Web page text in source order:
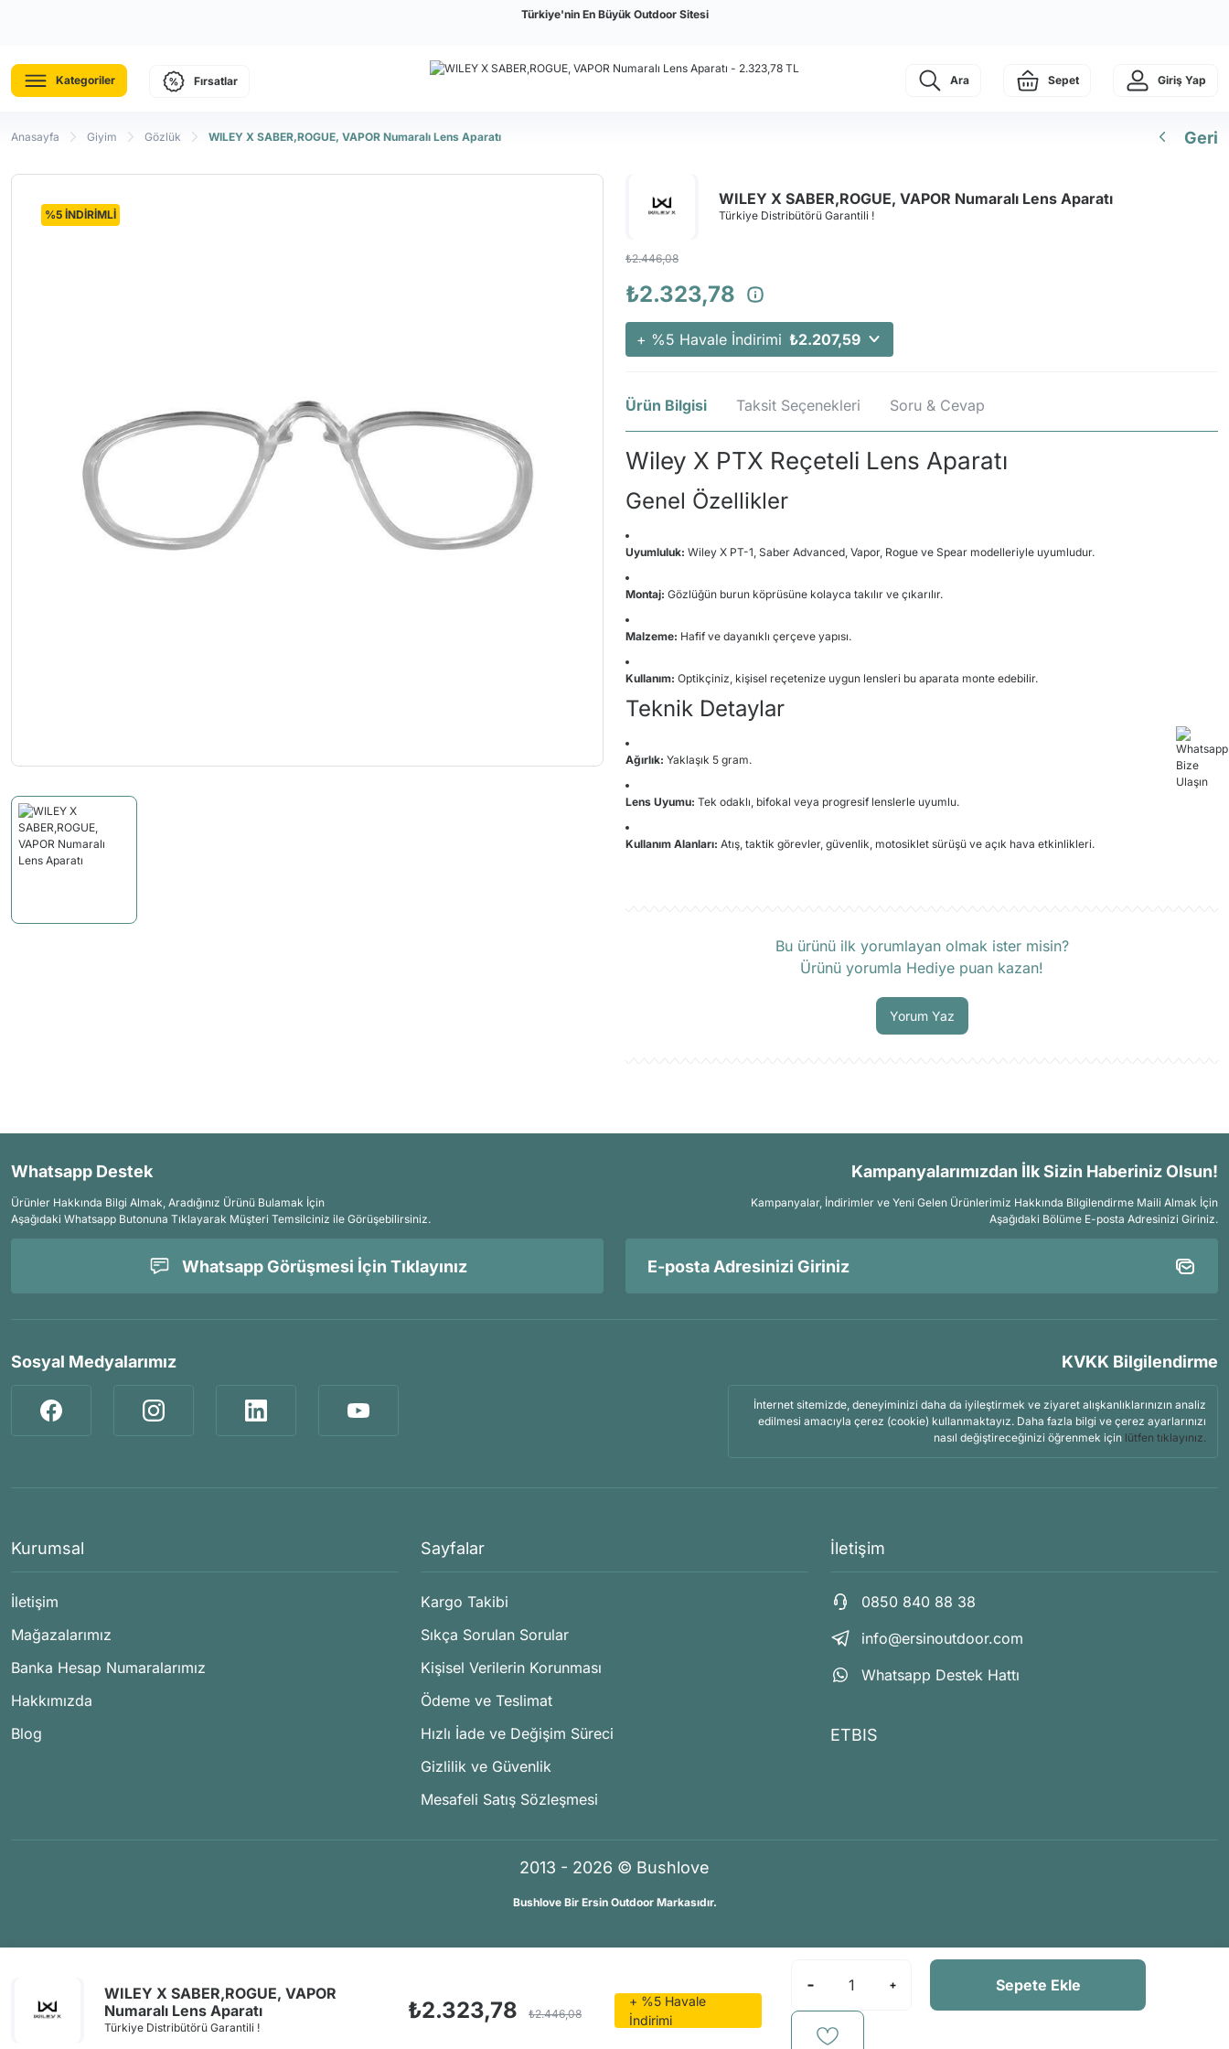
Türkiye'nin En Büyük Outdoor Sitesi
Kategoriler Fırsatlar Ara Sepet Giriş Yap
Anasayfa Giyim Gözlük WILEY X SABER,ROGUE, VAPOR Numaralı Lens Aparatı Geri
WILEY X SABER,ROGUE, VAPOR
Numaralı Lens Aparatı
Türkiye Distribütörü Garantili !
₺2.323,78 ₺2.446,08
+ %5 Havale
İndirimi
Sepete Ekle
%5 İNDİRİMLİ
WILEY X SABER,ROGUE, VAPOR Numaralı Lens Aparatı
Türkiye Distribütörü Garantili !
₺2.446,08
₺2.323,78
+ %5 Havale İndirimi ₺2.207,59
Ürün Bilgisi Taksit Seçenekleri Soru & Cevap
Wiley X PTX Reçeteli Lens Aparatı
Genel Özellikler
Uyumluluk: Wiley X PT-1, Saber Advanced, Vapor, Rogue ve Spear modelleriyle uyumludur.
Montaj: Gözlüğün burun köprüsüne kolayca takılır ve çıkarılır.
Malzeme: Hafif ve dayanıklı çerçeve yapısı.
Kullanım: Optikçiniz, kişisel reçetenize uygun lensleri bu aparata monte edebilir.​
Teknik Detaylar
Ağırlık: Yaklaşık 5 gram.
Lens Uyumu: Tek odaklı, bifokal veya progresif lenslerle uyumlu.
Kullanım Alanları: Atış, taktik görevler, güvenlik, motosiklet sürüşü ve açık hava etkinlikleri.
Bu ürünü ilk yorumlayan olmak ister misin?
Ürünü yorumla Hediye puan kazan!
Yorum Yaz
Whatsapp Destek
Ürünler Hakkında Bilgi Almak, Aradığınız Ürünü Bulamak İçin
Aşağıdaki Whatsapp Butonuna Tıklayarak Müşteri Temsilciniz ile Görüşebilirsiniz.
Whatsapp Görüşmesi İçin Tıklayınız
Kampanyalarımızdan İlk Sizin Haberiniz Olsun!
Kampanyalar, İndirimler ve Yeni Gelen Ürünlerimiz Hakkında Bilgilendirme Maili Almak İçin
Aşağıdaki Bölüme E-posta Adresinizi Giriniz.
Sosyal Medyalarımız KVKK Bilgilendirme
İnternet sitemizde, deneyiminizi daha da iyileştirmek ve ziyaret alışkanlıklarınızın analiz
edilmesi amacıyla çerez (cookie) kullanmaktayız. Daha fazla bilgi ve çerez ayarlarınızı
nasıl değiştireceğinizi öğrenmek için lütfen tıklayınız.
Kurumsal
İletişim
Mağazalarımız
Banka Hesap Numaralarımız
Hakkımızda
Blog
Sayfalar
Kargo Takibi
Sıkça Sorulan Sorular
Kişisel Verilerin Korunması
Ödeme ve Teslimat
Hızlı İade ve Değişim Süreci
Gizlilik ve Güvenlik
Mesafeli Satış Sözleşmesi
İletişim
0850 840 88 38
info@ersinoutdoor.com
Whatsapp Destek Hattı
ETBIS
2013 - 2026 © Bushlove
Bushlove Bir Ersin Outdoor Markasıdır.